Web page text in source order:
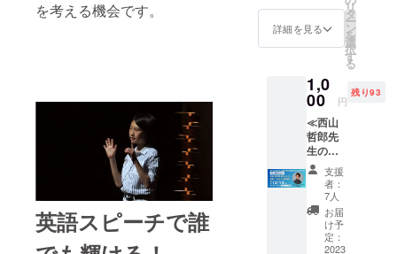
を考える機会です。
英語スピーチで誰
とができる
子どもは少
ないと感じ
中学生に英
語でスピー
チする機会
や経験を増
やすこと
で、主体的
に物事に臨
んだり、社
会で自分に
ングの
第一人
者であ
育テレ
ビ「英
語ビジ
ネス
ワール
ド」な
どの講
師を務
めてこ
られた
本間正
人先生
詳細を見る
リ
タ
ー
ン
を
選
択
す
る
1,0
00 円
残り93
≪西山
哲郎先
生の世
界に一
歩近づ
く英語
の話≫
俳優＆
現役中
高一貫
支援
者：
7人
お届
け予
定：
2023